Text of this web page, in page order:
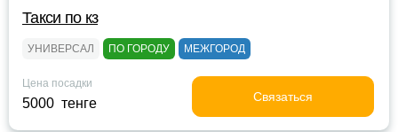
Такси по кз
УНИВЕРСАЛ ПО ГОРОДУ МЕЖГОРОД
Цена посадки
5000 тенге Связаться